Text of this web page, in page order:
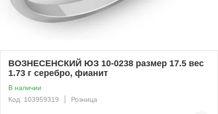
ВОЗНЕСЕНСКИЙ ЮЗ 10-0238 размер 17.5 вес
1.73 г серебро, фианит
В наличии
Код: 103959319
Розница